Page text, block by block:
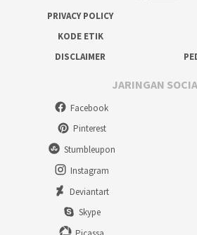
PRIVACY POLICY
KODE ETIK
DISCLAIMER
JARINGAN
Facebook
Pinterest
Stumbleupon
Instagram
Deviantart
Skype